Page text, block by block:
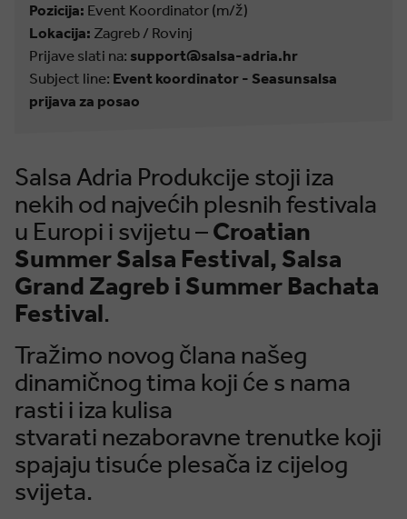
Pozicija: Event Koordinator (m/ž)
Lokacija: Zagreb / Rovinj
Prijave slati na: support@salsa-adria.hr
Subject line: Event koordinator - Seasunsalsa
prijava za posao
Salsa Adria Produkcije stoji iza
nekih od najvećih plesnih festivala
u Europi i svijetu –Croatian
Summer Salsa Festival, Salsa
Grand Zagreb i Summer Bachata
Festival.
Tražimo novog člana našeg
dinamičnog tima koji će s nama
rasti i iza kulisa
stvarati nezaboravne trenutke koji
spajaju tisuće plesača iz cijelog
svijeta.